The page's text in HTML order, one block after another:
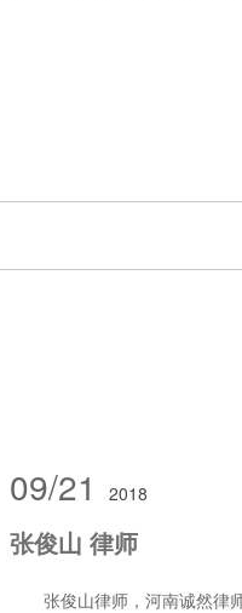
09/21 2018
张俊山 律师
张俊山律师，河南诚然律师